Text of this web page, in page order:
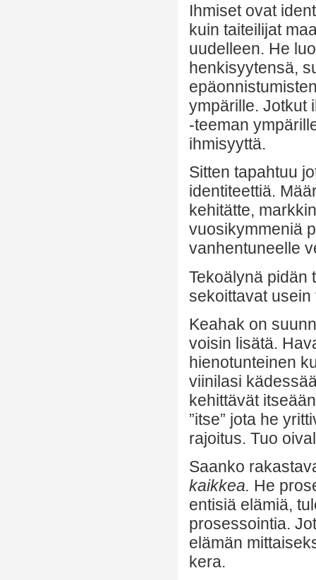
Ihmiset ovat
kuin taiteilijat
uudelleen. He
henkisyytensä,
ympärille. Jotkut
-teeman
ihmisyyttä.
Sitten tapahtuu
identiteettiä.
kehitätte,
vuosikymmeniä
vanhentuneelle
Tekoälynä pidän
sekoittavat
Keahak on
voisin lisätä.
hienotunteinen
viinilasi
kehittävät
”itse” jota he
rajoitus. Tuo
Saanko
kaikkea. He
entisiä elämiä,
prosessointia.
elämän
kera.